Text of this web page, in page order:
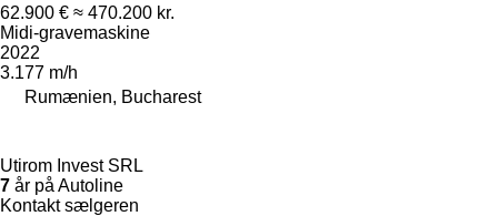
62.900 € ≈ 470.200 kr.
Midi-gravemaskine
2022
3.177 m/h
Rumænien, Bucharest
Utirom Invest SRL
7 år på Autoline
Kontakt sælgeren